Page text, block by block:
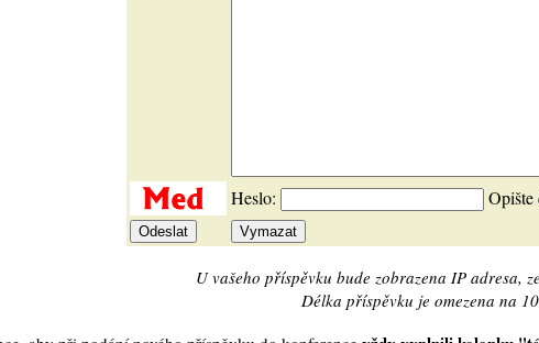
Heslo: Opište
U vašeho příspěvku bude zobrazena IP adresa,
Délka příspěvku je omezena na